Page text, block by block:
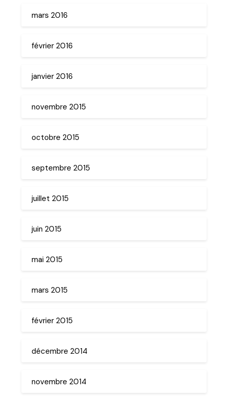
mars 2016
février 2016
janvier 2016
novembre 2015
octobre 2015
septembre 2015
juillet 2015
juin 2015
mai 2015
mars 2015
février 2015
décembre 2014
novembre 2014